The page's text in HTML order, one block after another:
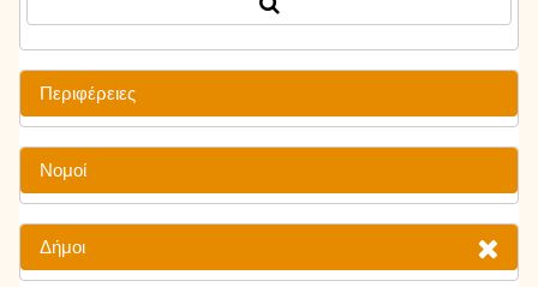
Περιφέρειες
Νομοί
Δήμοι